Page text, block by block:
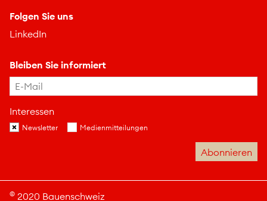
Folgen Sie uns
LinkedIn
Bleiben Sie informiert
Interessen
Newsletter Medienmitteilungen
© 2020 Bauenschweiz